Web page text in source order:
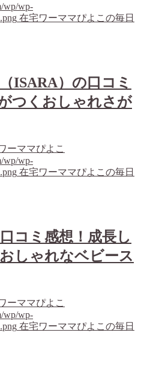
wp/wp-
在宅ワーママぴよこの毎日
ISARA）の口コミ
つくおしゃれさが
ーママぴよこ
wp/wp-
在宅ワーママぴよこの毎日
コミ感想！成長し
しゃれなベビース
ーママぴよこ
wp/wp-
在宅ワーママぴよこの毎日